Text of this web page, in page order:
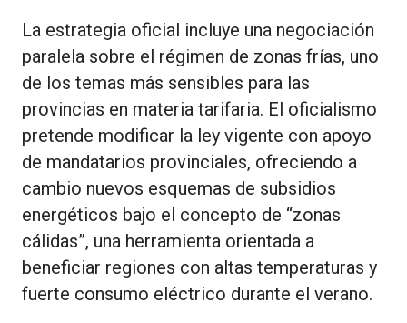
La estrategia oficial incluye una negociación
paralela sobre el régimen de zonas frías, uno
de los temas más sensibles para las
provincias en materia tarifaria. El oficialismo
pretende modificar la ley vigente con apoyo
de mandatarios provinciales, ofreciendo a
cambio nuevos esquemas de subsidios
energéticos bajo el concepto de “zonas
cálidas”, una herramienta orientada a
beneficiar regiones con altas temperaturas y
fuerte consumo eléctrico durante el verano.